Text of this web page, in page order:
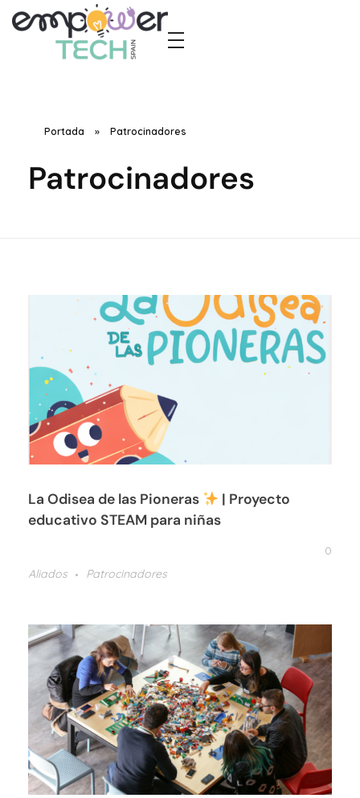
Portada » Patrocinadores
Patrocinadores
La Odisea de las Pioneras
| Proyecto
educativo STEAM para niñas
0
Aliados
Patrocinadores